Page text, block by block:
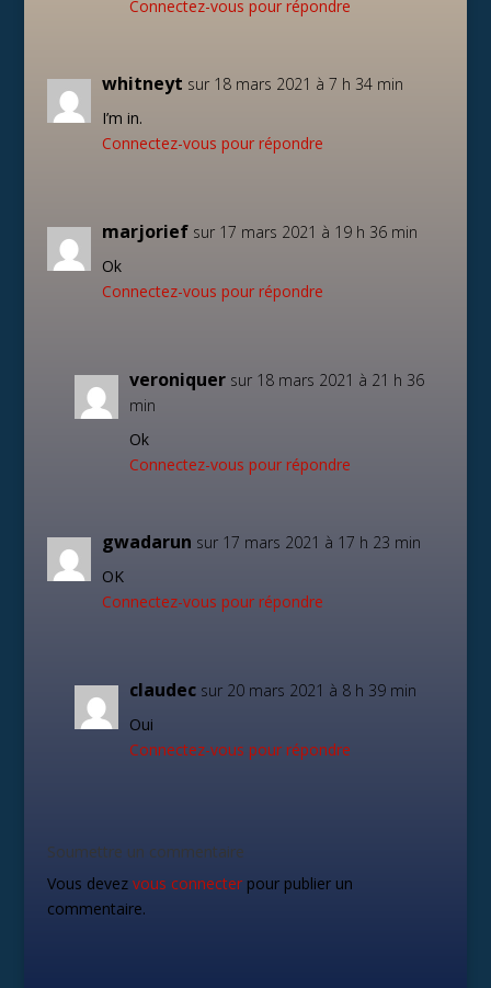
Connectez-vous pour répondre
whitneyt sur 18 mars 2021 à 7 h 34 min
I’m in.
Connectez-vous pour répondre
marjorief sur 17 mars 2021 à 19 h 36 min
Ok
Connectez-vous pour répondre
veroniquer sur 18 mars 2021 à 21 h 36
min
Ok
Connectez-vous pour répondre
gwadarun sur 17 mars 2021 à 17 h 23 min
OK
Connectez-vous pour répondre
claudec sur 20 mars 2021 à 8 h 39 min
Oui
Connectez-vous pour répondre
Soumettre un commentaire
Vous devez vous connecterpour publier un
commentaire.